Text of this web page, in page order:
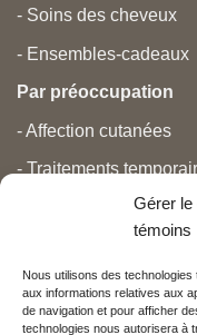
Gérer le
témoins
Nous utilisons des
aux informations relatives aux
de navigation et pour afficher
technologies nous autorisera à
- Soins des cheveux
- Ensembles-cadeaux
Par préoccupation
- Affection cutanées
- Traitements
- Grossesse et
- Anti-âge et beauté